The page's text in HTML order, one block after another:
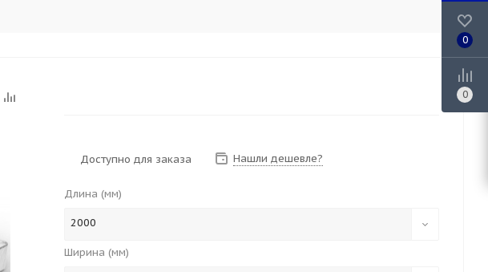
Доступно для заказа Нашли дешевле?
Длина (мм)
2000
Ширина (мм)
0
0